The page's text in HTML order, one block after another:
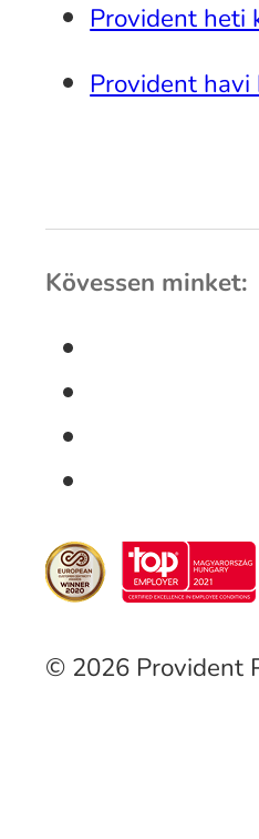
Provident heti
Provident havi
Kövessen minket:
© 2026 Provident